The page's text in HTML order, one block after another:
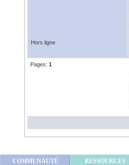
Hors ligne
Pages: 1
COMMUNAUTÉ RESSOURCES